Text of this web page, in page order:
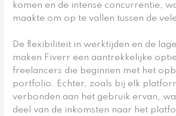
komen en de intense concurrentie,
maakte om op te vallen tussen de
De flexibiliteit in werktijden en de
maken Fiverr een aantrekkelijke
freelancers die beginnen met het
portfolio. Echter, zoals bij elk
verbonden aan het gebruik ervan,
deel van de inkomsten naar het